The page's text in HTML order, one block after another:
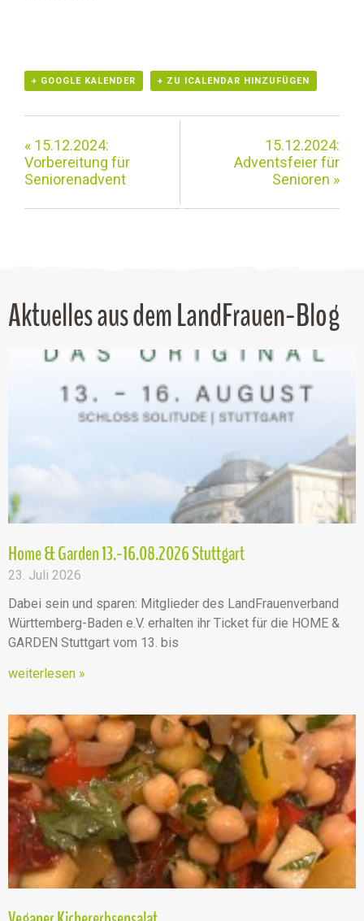
+ GOOGLE KALENDER + ZU ICALENDAR HINZUFÜGEN
« 15.12.2024:
Vorbereitung für
Seniorenadvent
15.12.2024:
Adventsfeier für
Senioren »
Aktuelles aus dem LandFrauen-Blog
Home & Garden 13.-16.08.2026 Stuttgart
23. Juli 2026
Dabei sein und sparen: Mitglieder des LandFrauenverband
Württemberg-Baden e.V. erhalten ihr Ticket für die HOME &
GARDEN Stuttgart vom 13. bis
weiterlesen »